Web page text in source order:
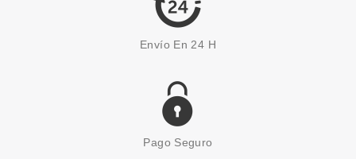
Envío En 24 H
Pago Seguro